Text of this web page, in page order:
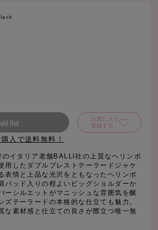
Out
お気に入り
登録する
入で送料無料！
イタリア老舗BALLI社の上質なヘリンボ
用したダブルブレストテーラードジャケ
表情と上品な光沢をともなったヘリンボ
パッド入りの程よいビッグショルダーか
ーシルエットがマニッシュな雰囲気を醸
ズテーラードの本格的な仕立ても魅力。
な素材感と仕立ての良さが際立つ唯一無